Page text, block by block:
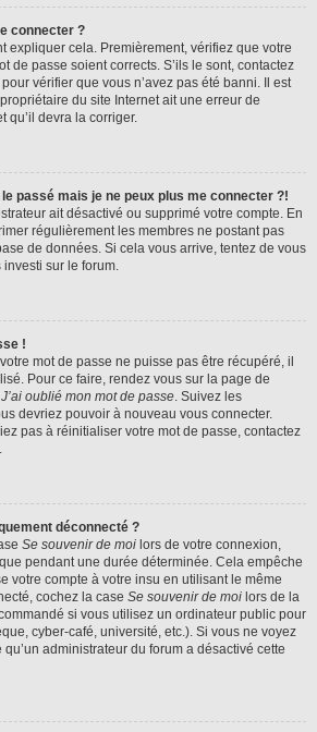
connecter ?
expliquer cela. Premièrement, vérifiez que votre
de passe soient corrects. S’ils le sont, contactez
vérifier que vous n’avez pas été banni. Il est
du site Internet ait une erreur de
qu’il devra la corriger.
passé mais je ne peux plus me connecter ?!
ait désactivé ou supprimé votre compte. En
régulièrement les membres ne postant pas
de données. Si cela vous arrive, tentez de vous
sur le forum.
!
mot de passe ne puisse pas être récupéré, il
Pour ce faire, rendez vous sur la page de
J’ai oublié mon mot de passe. Suivez les
devriez pouvoir à nouveau vous connecter.
pas à réinitialiser votre mot de passe, contactez
déconnecté ?
Se souvenir de moi lors de votre connexion,
pendant une durée déterminée. Cela empêche
votre compte à votre insu en utilisant le même
cochez la case Se souvenir de moi lors de la
si vous utilisez un ordinateur public pour
cyber-café, université, etc.). Si vous ne voyez
administrateur du forum a désactivé cette